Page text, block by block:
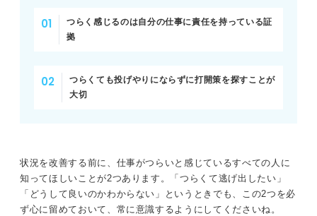
つらく感じるのは自分の仕事に責任を持っている証
拠
つらくても投げやりにならずに打開策を探すことが
大切
状況を改善する前に、仕事がつらいと感じているすべての人に
知ってほしいことが2つあります。「つらくて逃げ出したい」
「どうして良いのかわからない」というときでも、この2つを必
ず心に留めておいて、常に意識するようにしてくださいね。
⑨有給を使って仕事からしばらく離れる時間を作る
➉休職を勧められた場合はアドバイスに従ってゆっくり休む
仕事がつらくて辞めたい人必見！ 転職や退職でつらさを
解消した方が良いケース
②疾患があるが休職を拒否された
③希望の労働条件に合った仕事への転職が決まった